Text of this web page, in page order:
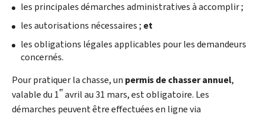
les principales démarches administratives à accomplir ;
les autorisations nécessaires ; et
les obligations légales applicables pour les demandeurs
concernés.
Pour pratiquer la chasse, un permis de chasser annuel,
valable du 1eravril au 31 mars, est obligatoire. Les
démarches peuvent être effectuées en ligne via